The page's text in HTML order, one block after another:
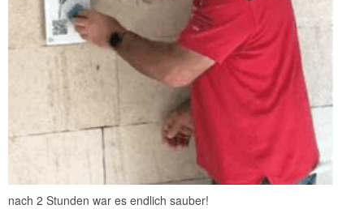
nach 2 Stunden war es endlich sauber!